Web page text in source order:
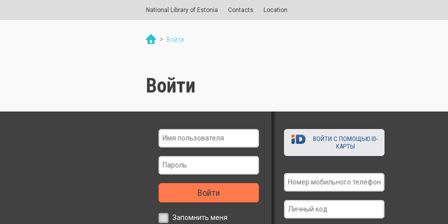
National Library of Estonia Contacts Location
> Войти
Войти
Войти
Запомнить меня
ВОЙТИ С ПОМОЩЬЮ ID-
КАРТЫ